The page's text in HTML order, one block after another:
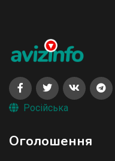
Російська
Оголошення